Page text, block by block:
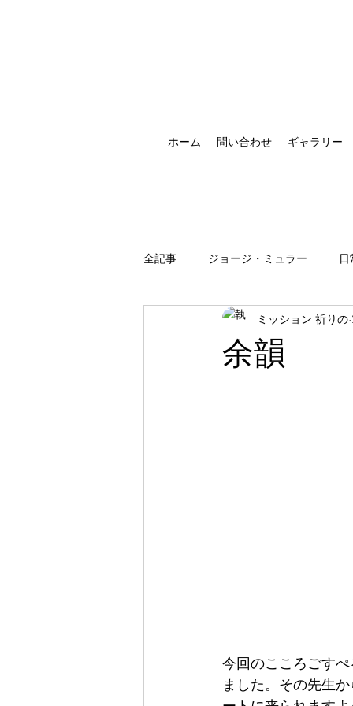
ホーム 問い合わせ ギャラリー
全記事 ジョージ・ミュラー
祈りの恵みの現れ
余韻
ミッション 祈りの
今回のこころごす
ました。その先生